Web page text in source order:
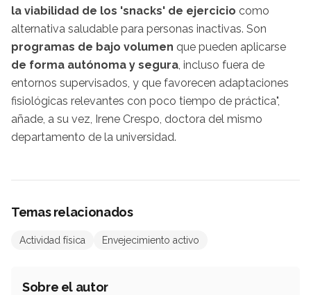
la viabilidad de los 'snacks' de ejercicio como
alternativa saludable para personas inactivas. Son
programas de bajo volumen que pueden aplicarse
de forma autónoma y segura , incluso fuera de
entornos supervisados, y que favorecen adaptaciones
fisiológicas relevantes con poco tiempo de práctica",
añade, a su vez, Irene Crespo, doctora del mismo
departamento de la universidad.
Temas relacionados
Actividad física Envejecimiento activo
Sobre el autor